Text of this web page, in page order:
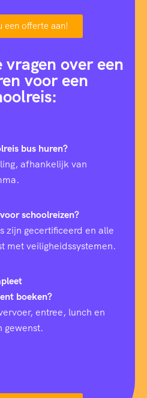
een offerte aan!
vragen over een
voor een
bus huren?
afhankelijk van
schoolreizen?
zijn gecertificeerd en alle
met veiligheidssystemen.
boeken?
entree, lunch en
gewenst.